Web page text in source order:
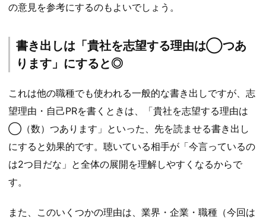
の意見を参考にするのもよいでしょう。
書き出しは「貴社を志望する理由は◯つあ
ります」にすると◎
これは他の職種でも使われる一般的な書き出しですが、志
望理由・自己PRを書くときは、「貴社を志望する理由は
◯（数）つあります」といった、先を読ませる書き出し
にすると効果的です。聴いている相手が「今言っているの
は2つ目だな」と全体の展開を理解しやすくなるからで
す。
また、このいくつかの理由は、業界・企業・職種（今回は